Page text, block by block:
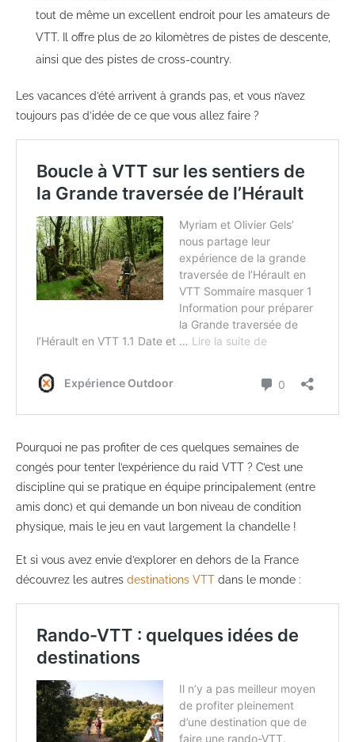
tout de même un excellent endroit pour les amateurs de
VTT. Il offre plus de 20 kilomètres de pistes de descente,
ainsi que des pistes de cross-country.
Les vacances d’été arrivent à grands pas, et vous n’avez
toujours pas d’idée de ce que vous allez faire ?
Pourquoi ne pas profiter de ces quelques semaines de
congés pour tenter l’expérience du raid VTT ? C’est une
discipline qui se pratique en équipe principalement (entre
amis donc) et qui demande un bon niveau de condition
physique, mais le jeu en vaut largement la chandelle !
Et si vous avez envie d’explorer en dehors de la France
découvrez les autres destinations VTT dans le monde :